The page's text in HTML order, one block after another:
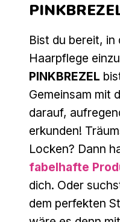
Bist du bereit, in
Haarpflege
PINKBREZEL
Gemeinsam mit
darauf,
erkunden!
Locken? Dann
fabelhafte
dich. Oder
dem perfekten